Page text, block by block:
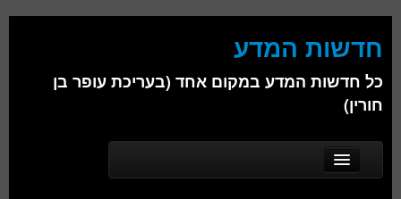
חדשות המדע
כל חדשות המדע במקום אחד (בעריכת עופר בן
חורין)
Main menu
Skip to primary content
Skip to secondary content